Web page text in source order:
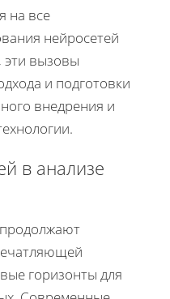
на все
нейросетей
эти вызовы
и подготовки
внедрения и
в анализе
горизонты для